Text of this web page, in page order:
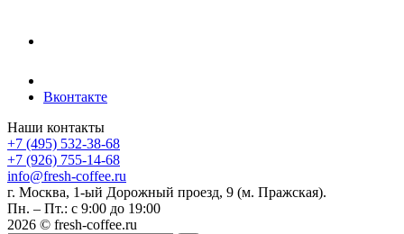
Вконтакте
Наши контакты
+7 (495) 532-38-68
+7 (926) 755-14-68
info@fresh-coffee.ru
г. Москва, 1-ый Дорожный проезд, 9 (м. Пражская).
Пн. – Пт.: с 9:00 до 19:00
2026 © fresh-coffee.ru